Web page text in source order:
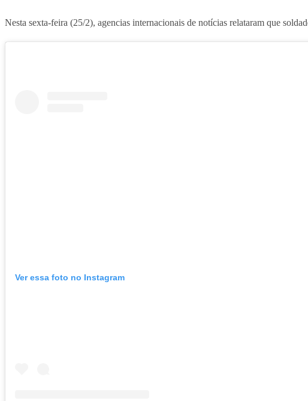
Nesta sexta-feira (25/2), agencias internacionais de notícias relataram que
Ver essa foto no Instagram